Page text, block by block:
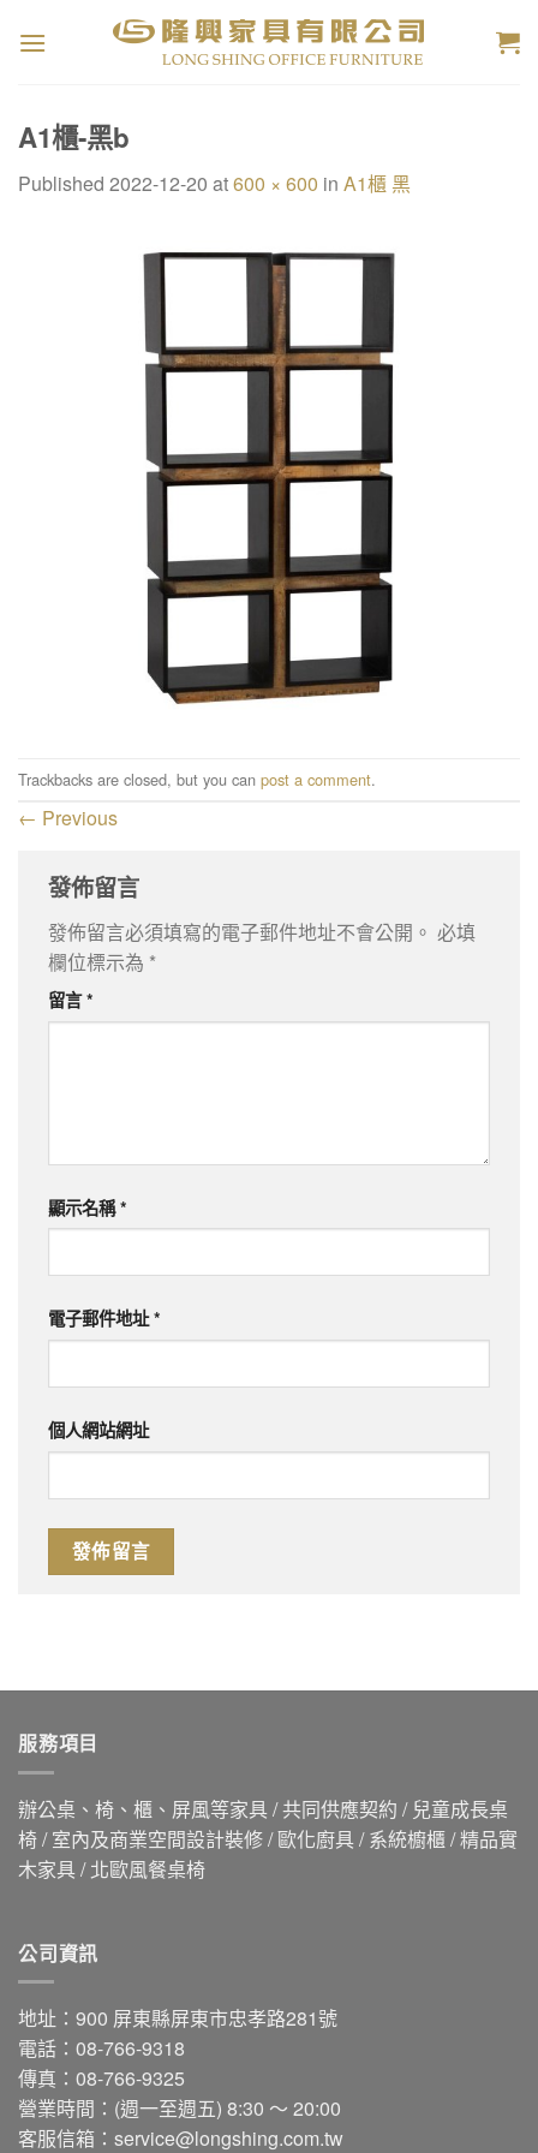
A1櫃-黑b
Published 2022-12-20 at600 × 600 in A1櫃 黑
Trackbacks are closed, but you can post a comment.
← Previous
發佈留言
發佈留言必須填寫的電子郵件地址不會公開。 必填
欄位標示為 *
留言*
顯示名稱*
電子郵件地址*
個人網站網址
服務項目
辦公桌、椅、櫃、屏風等家具 / 共同供應契約 / 兒童成長桌
椅 / 室內及商業空間設計裝修 / 歐化廚具 / 系統櫥櫃 / 精品實
木家具 / 北歐風餐桌椅
公司資訊
地址：900 屏東縣屏東市忠孝路281號
電話：08-766-9318
傳真：08-766-9325
營業時間：(週一至週五) 8:30 ～ 20:00
客服信箱： service@longshing.com.tw